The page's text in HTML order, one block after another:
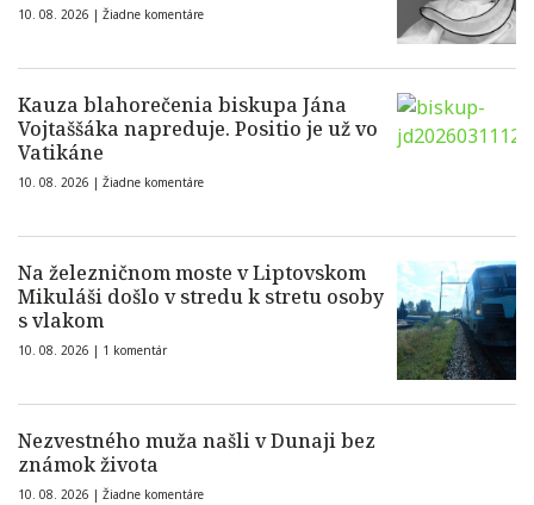
10. 08. 2026 | Žiadne komentáre
Kauza blahorečenia biskupa Jána
Vojtaššáka napreduje. Positio je už vo
Vatikáne
10. 08. 2026 | Žiadne komentáre
Na železničnom moste v Liptovskom
Mikuláši došlo v stredu k stretu osoby
s vlakom
10. 08. 2026 | 1 komentár
Nezvestného muža našli v Dunaji bez
známok života
10. 08. 2026 | Žiadne komentáre